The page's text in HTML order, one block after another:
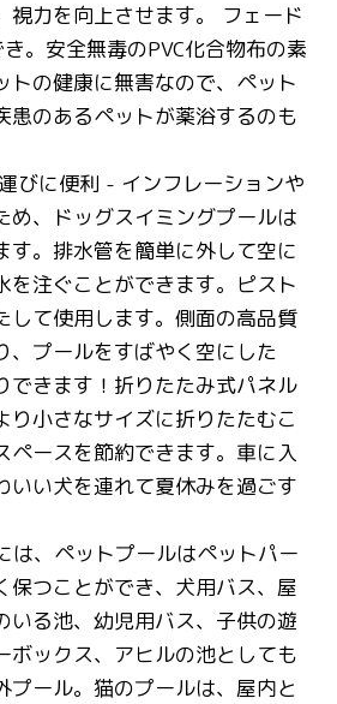
視力を向上させます。 フェード
。安全無毒のPVC化合物布の素
トの健康に無害なので、ペット
患のあるペットが薬浴するのも
びに便利 - インフレーションや
め、ドッグスイミングプールは
す。排水管を簡単に外して空に
を注ぐことができます。ピスト
して使用します。側面の高品質
、プールをすばやく空にした
できます！折りたたみ式パネル
り小さなサイズに折りたたむこ
ペースを節約できます。車に入
いい犬を連れて夏休みを過ごす
は、ペットプールはペットパー
保つことができ、犬用バス、屋
いる池、幼児用バス、子供の遊
ボックス、アヒルの池としても
プール。猫のプールは、屋内と